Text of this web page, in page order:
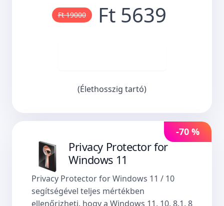
Ft 19000 Ft 5639
(Élethosszig tartó)
-70 %
Privacy Protector for
Windows 11
Privacy Protector for Windows 11 / 10
segítségével teljes mértékben
ellenőrizheti, hogy a Windows 11, 10, 8.1, 8